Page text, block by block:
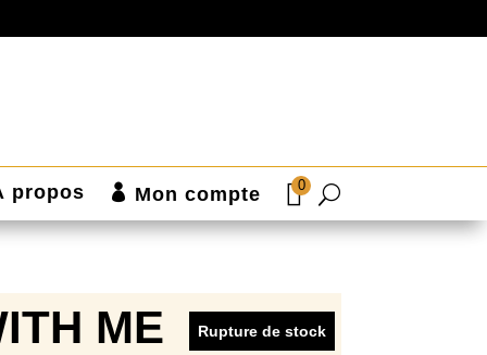
propos Mon compte 0
ME Rupture de stock